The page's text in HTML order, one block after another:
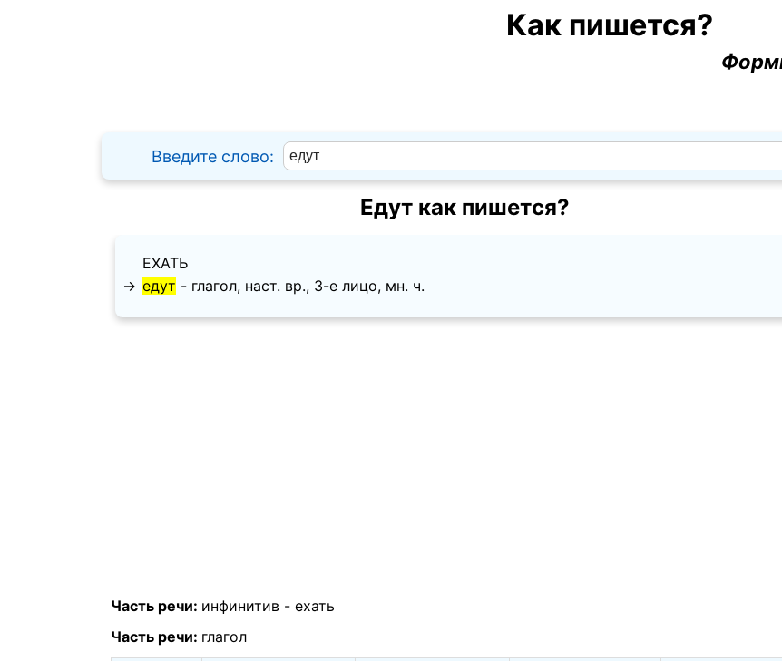
Как пишется?
Введите слово:
Едут как пишется?
ЕХАТЬ
→ едут - глагол, наст. вр., 3-е лицо, мн. ч.
Часть речи: инфинитив - ехать
Часть речи: глагол